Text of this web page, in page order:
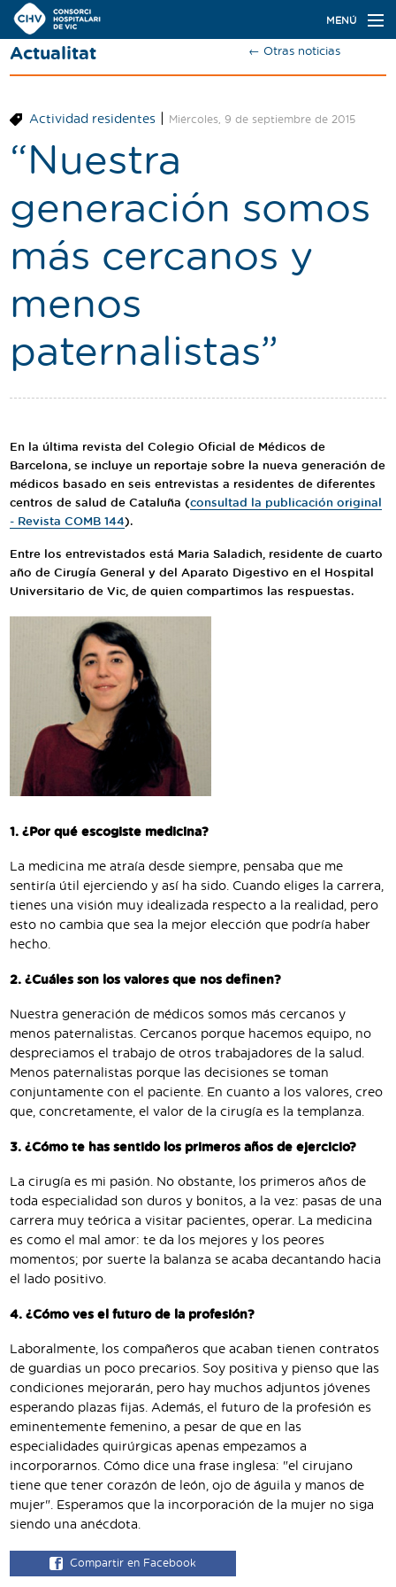
Navegación
principal
MENÚ
Actualidad
Oferta de plazas
Ser residente
Contacto
Buscador
Català Castellano
Segueix-nos:
Actualitat ← Otras noticias
Actividad residentes| Miércoles, 9 de septiembre de 2015
“Nuestra
generación somos
más cercanos y
menos
paternalistas”
En la última revista del Colegio Oficial de Médicos de
Barcelona, se incluye un reportaje sobre la nueva generación de
médicos basado en seis entrevistas a residentes de diferentes
centros de salud de Cataluña (consultad la publicación original
- Revista COMB 144).
Entre los entrevistados está Maria Saladich, residente de cuarto
año de Cirugía General y del Aparato Digestivo en el Hospital
Universitario de Vic, de quien compartimos las respuestas.
1. ¿Por qué escogiste medicina?
La medicina me atraía desde siempre, pensaba que me
sentiría útil ejerciendo y así ha sido. Cuando eliges la carrera,
tienes una visión muy idealizada respecto a la realidad, pero
esto no cambia que sea la mejor elección que podría haber
hecho.
2. ¿Cuáles son los valores que nos definen?
Nuestra generación de médicos somos más cercanos y
menos paternalistas. Cercanos porque hacemos equipo, no
despreciamos el trabajo de otros trabajadores de la salud.
Menos paternalistas porque las decisiones se toman
conjuntamente con el paciente. En cuanto a los valores, creo
que, concretamente, el valor de la cirugía es la templanza.
3. ¿Cómo te has sentido los primeros años de ejercicio?
La cirugía es mi pasión. No obstante, los primeros años de
toda especialidad son duros y bonitos, a la vez: pasas de una
carrera muy teórica a visitar pacientes, operar. La medicina
es como el mal amor: te da los mejores y los peores
momentos; por suerte la balanza se acaba decantando hacia
el lado positivo.
4. ¿Cómo ves el futuro de la profesión?
Laboralmente, los compañeros que acaban tienen contratos
de guardias un poco precarios. Soy positiva y pienso que las
condiciones mejorarán, pero hay muchos adjuntos jóvenes
esperando plazas fijas. Además, el futuro de la profesión es
eminentemente femenino, a pesar de que en las
especialidades quirúrgicas apenas empezamos a
incorporarnos. Cómo dice una frase inglesa: "el cirujano
tiene que tener corazón de león, ojo de águila y manos de
mujer". Esperamos que la incorporación de la mujer no siga
siendo una anécdota.
Compartir en Facebook